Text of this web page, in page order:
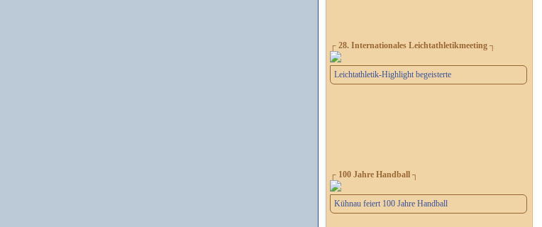
┌ 28. Internationales Leichtathletikmeeting ┐
Leichtathletik-Highlight begeisterte
┌ 100 Jahre Handball ┐
Kühnau feiert 100 Jahre Handball